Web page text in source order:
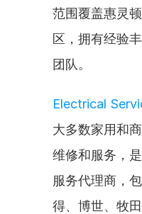
范围覆盖惠灵
区，拥有经验
团队。
Electrical
大多数家用和
维修和服务，
服务代理商，
得、博世、牧田